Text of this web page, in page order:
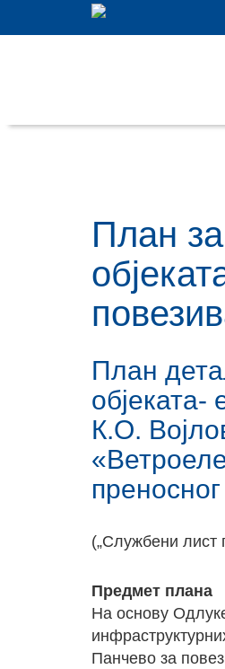
План
План
објеката-
К.О.
(„Службени лист
Предмет плана
На основу
Панчево за